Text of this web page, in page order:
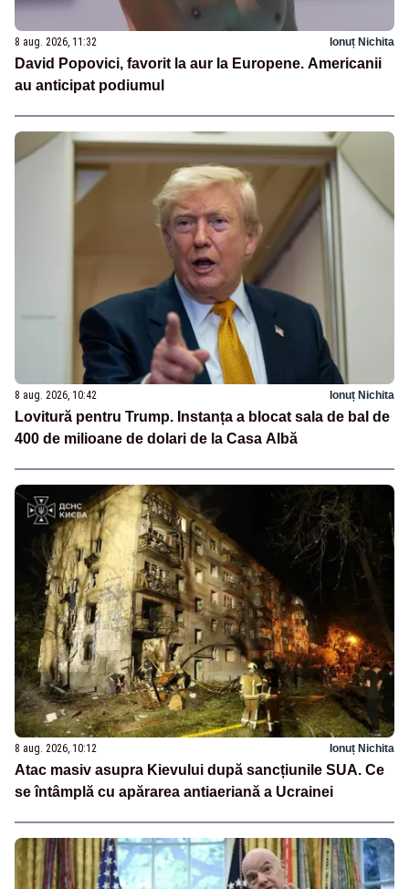
8 aug. 2026, 11:32 Ionuț Nichita
David Popovici, favorit la aur la Europene. Americanii
au anticipat podiumul
8 aug. 2026, 10:42 Ionuț Nichita
Lovitură pentru Trump. Instanța a blocat sala de bal de
400 de milioane de dolari de la Casa Albă
8 aug. 2026, 10:12 Ionuț Nichita
Atac masiv asupra Kievului după sancțiunile SUA. Ce
se întâmplă cu apărarea antiaeriană a Ucrainei